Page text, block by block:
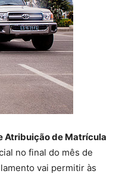
Atribuição de Matrícula
no final do mês de
vai permitir às